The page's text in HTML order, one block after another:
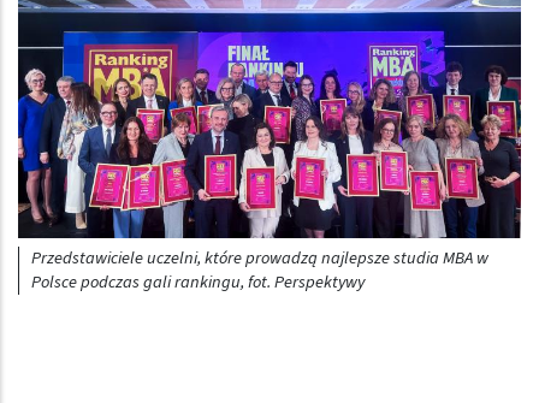
Przedstawiciele uczelni, które prowadzą najlepsze studia MBA w
Polsce podczas gali rankingu, fot. Perspektywy